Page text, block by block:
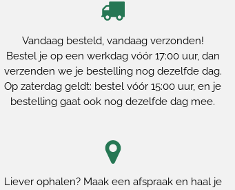
Vandaag besteld, vandaag verzonden!
Bestel je op een werkdag vóór 17:00 uur, dan
verzenden we je bestelling nog dezelfde dag.
Op zaterdag geldt: bestel vóór 15:00 uur, en je
bestelling gaat ook nog dezelfde dag mee.
Liever ophalen? Maak een afspraak en haal je